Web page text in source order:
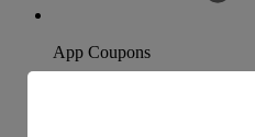
App Coupons